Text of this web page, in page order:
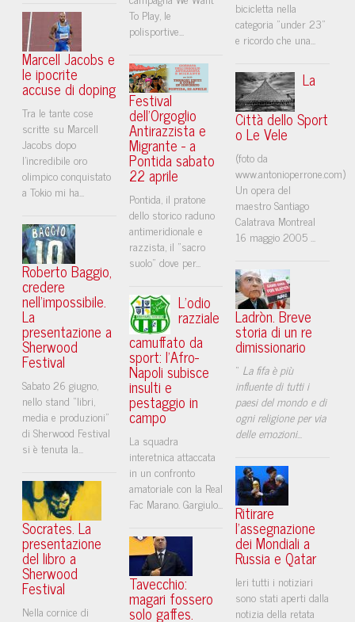
Marcell Jacobs e
le ipocrite
accuse di doping
Tra le tante cose
scritte su Marcell
Jacobs dopo
l’incredibile oro
olimpico conquistato
a Tokio mi ha...
Roberto Baggio,
credere
nell'impossibile.
La
presentazione a
Sherwood
Festival
Sabato 26 giugno,
nello stand “libri,
media e produzioni”
di Sherwood Festival
si è tenuta la...
Socrates. La
presentazione
del libro a
Sherwood
Festival
Nella cornice di
To Play, le
polisportive...
Festival
dell'Orgoglio
Antirazzista e
Migrante - a
Pontida sabato
22 aprile
Pontida, il pratone
dello storico raduno
antimeridionale e
razzista, il "sacro
suolo" dove per...
L’odio
razziale
camuffato da
sport: l’Afro-
Napoli subisce
insulti e
pestaggio in
campo
La squadra
interetnica attaccata
in un confronto
amatoriale con la Real
Fac Marano. Gargiulo...
Tavecchio:
magari fossero
solo gaffes.
bicicletta nella
categoria "under 23"
e ricordo che una...
La
Città dello Sport
o Le Vele
(foto da
www.antonioperrone.com)
Un opera del
maestro Santiago
Calatrava Montreal
16 maggio 2005 ...
Ladròn. Breve
storia di un re
dimissionario
“ La fifa è più
influente di tutti i
paesi del mondo e di
ogni religione per via
delle emozioni...
Ritirare
l'assegnazione
dei Mondiali a
Russia e Qatar
Ieri tutti i notiziari
sono stati aperti dalla
notizia della retata